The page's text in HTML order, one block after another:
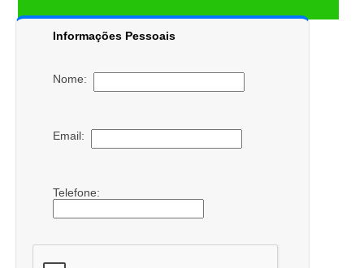
Informações Pessoais
Nome:
Email:
Telefone: